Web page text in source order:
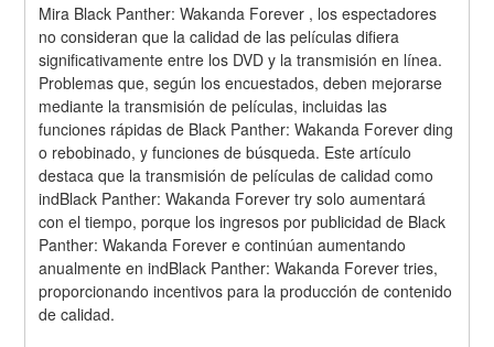
Mira Black Panther: Wakanda Forever , los espectadores
no consideran que la calidad de las películas difiera
significativamente entre los DVD y la transmisión en línea.
Problemas que, según los encuestados, deben mejorarse
mediante la transmisión de películas, incluidas las
funciones rápidas de Black Panther: Wakanda Forever ding
o rebobinado, y funciones de búsqueda. Este artículo
destaca que la transmisión de películas de calidad como
indBlack Panther: Wakanda Forever try solo aumentará
con el tiempo, porque los ingresos por publicidad de Black
Panther: Wakanda Forever e continúan aumentando
anualmente en indBlack Panther: Wakanda Forever tries,
proporcionando incentivos para la producción de contenido
de calidad.